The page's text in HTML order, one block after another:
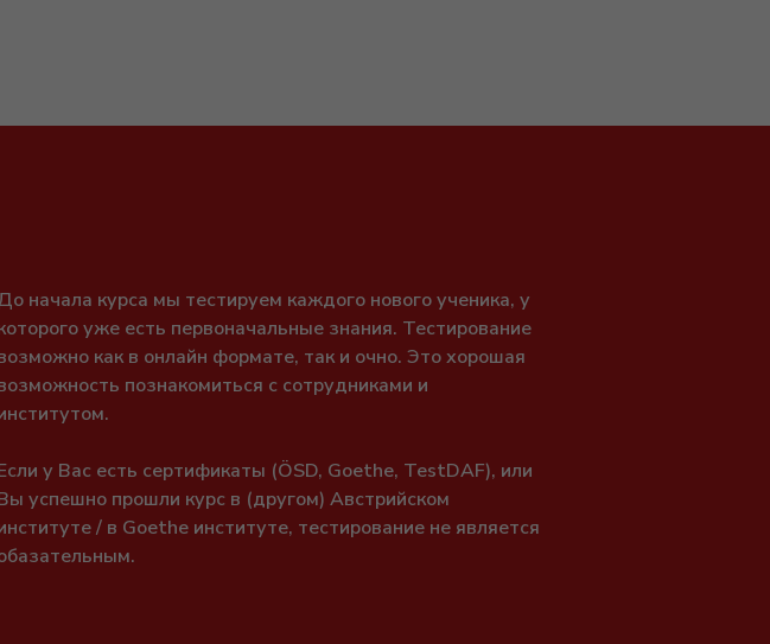
начала курса мы тестируем каждого нового ученика, у
уже есть первоначальные знания. Тестирование
как в онлайн формате, так и очно. Это хорошая
познакомиться с сотрудниками и
у Вас есть сертификаты (ÖSD, Goethe, TestDAF), или
успешно прошли курс в (другом) Австрийском
/ в Goethe институте, тестирование не является